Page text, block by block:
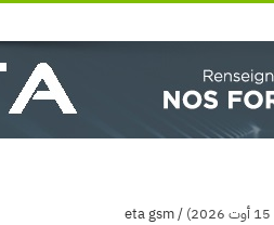
/
eta gsm